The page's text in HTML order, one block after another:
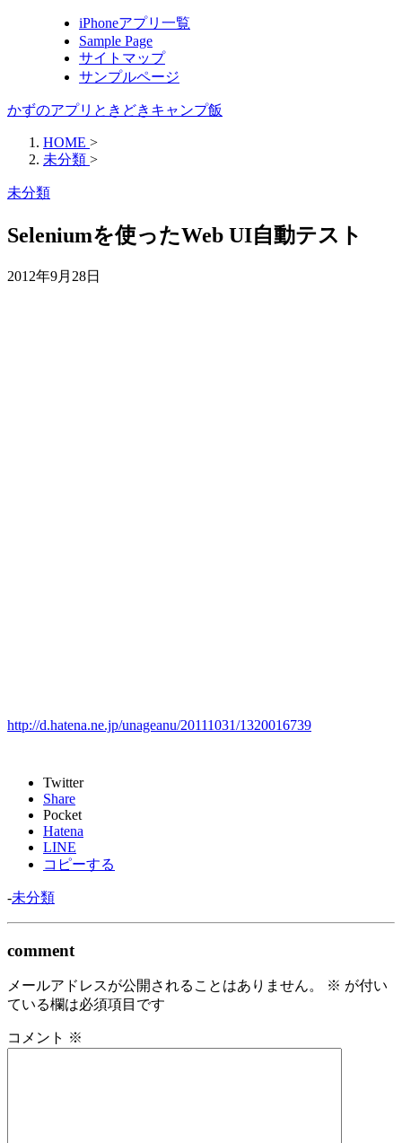
iPhoneアプリ一覧
Sample Page
サイトマップ
サンプルページ
かずのアプリときどきキャンプ飯
HOME >
未分類 >
未分類
Seleniumを使ったWeb UI自動テスト
2012年9月28日
http://d.hatena.ne.jp/unageanu/20111031/1320016739
Twitter
Share
Pocket
Hatena
LINE
コピーする
-未分類
comment
メールアドレスが公開されることはありません。 ※ が付い
ている欄は必須項目です
コメント ※